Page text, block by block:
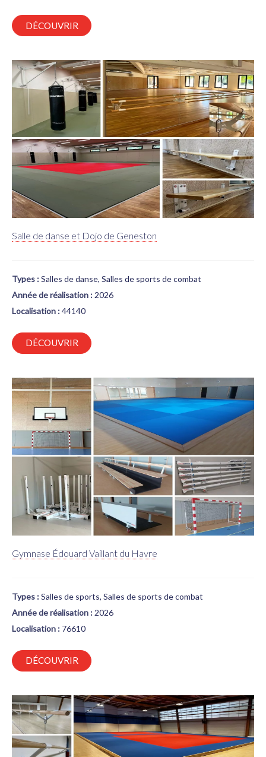
DÉCOUVRIR
Salle de danse et Dojo de Geneston
Types :Salles de danse, Salles de sports de combat
Année de réalisation :2026
Localisation :44140
DÉCOUVRIR
Gymnase Édouard Vaillant du Havre
Types :Salles de sports, Salles de sports de combat
Année de réalisation :2026
Localisation :76610
DÉCOUVRIR